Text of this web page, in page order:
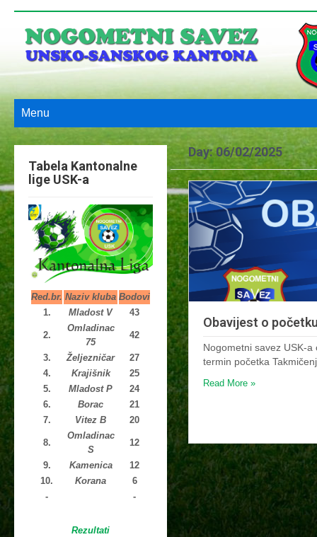
Menu
Tabela Kantonalne
lige USK-a
Red.br. Naziv kluba Bodovi
1.
Mladost V 43
2.
Omladinac
75
42
3. Željezničar
27
4.
Krajišnik
25
5.
Mladost P
24
6.
Borac
21
7.
Vitez B 20
8.
Omladinac
S
12
9. Kamenica
12
10.
Korana
6
-
-
Rezultati
Day:06/02/2025
Obavijest o
Nogometni savez USK-
termin početka
Read More »